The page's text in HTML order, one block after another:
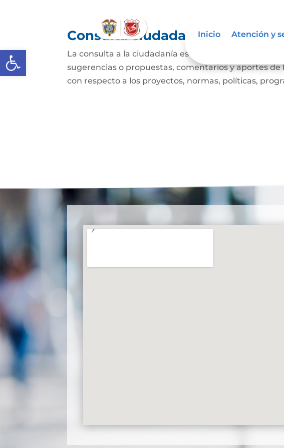
Abrir barra de herramientas
Inicio Atención y
Consulta ciudadana
La consulta a la ciudadanía es un mecanismo de
sugerencias o propuestas, comentarios y aportes
con respecto a los proyectos, normas, políticas,